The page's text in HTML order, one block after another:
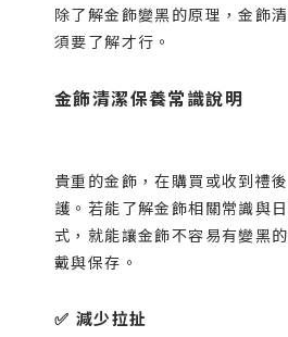
除了解金飾變黑的原理，金飾
須要了解才行。
金飾清潔保養常識說明
貴重的金飾，在購買或收到禮
護。若能了解金飾相關常識與
式，就能讓金飾不容易有變黑
戴與保存。
✅ 減少拉扯